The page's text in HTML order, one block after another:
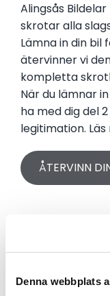
Denna webbplats
Alingsås
skrotar alla
Lämna in din bil
ätervinner vi
kompletta
När du lämnar
ha med dig del
legitimation. Läs
ÅTERVINN